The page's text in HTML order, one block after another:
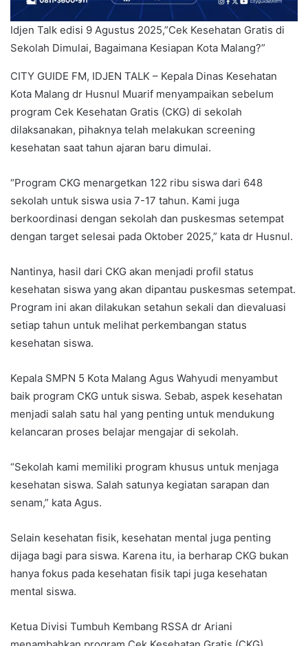
Idjen Talk edisi 9 Agustus 2025,”Cek Kesehatan Gratis di
Sekolah Dimulai, Bagaimana Kesiapan Kota Malang?”
CITY GUIDE FM, IDJEN TALK – Kepala Dinas Kesehatan
Kota Malang dr Husnul Muarif menyampaikan sebelum
program Cek Kesehatan Gratis (CKG) di sekolah
dilaksanakan, pihaknya telah melakukan screening
kesehatan saat tahun ajaran baru dimulai.
“Program CKG menargetkan 122 ribu siswa dari 648
sekolah untuk siswa usia 7-17 tahun. Kami juga
berkoordinasi dengan sekolah dan puskesmas setempat
dengan target selesai pada Oktober 2025,” kata dr Husnul.
Nantinya, hasil dari CKG akan menjadi profil status
kesehatan siswa yang akan dipantau puskesmas setempat.
Program ini akan dilakukan setahun sekali dan dievaluasi
setiap tahun untuk melihat perkembangan status
kesehatan siswa.
Kepala SMPN 5 Kota Malang Agus Wahyudi menyambut
baik program CKG untuk siswa. Sebab, aspek kesehatan
menjadi salah satu hal yang penting untuk mendukung
kelancaran proses belajar mengajar di sekolah.
“Sekolah kami memiliki program khusus untuk menjaga
kesehatan siswa. Salah satunya kegiatan sarapan dan
senam,” kata Agus.
Selain kesehatan fisik, kesehatan mental juga penting
dijaga bagi para siswa. Karena itu, ia berharap CKG bukan
hanya fokus pada kesehatan fisik tapi juga kesehatan
mental siswa.
Ketua Divisi Tumbuh Kembang RSSA dr Ariani